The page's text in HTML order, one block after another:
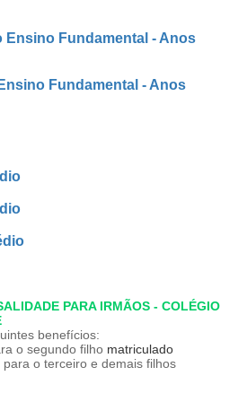
Ensino Fundamental - Anos
Fundamental - Anos
PARA IRMÃOS - COLÉGIO
benefícios:
o segundo filho matriculado
o terceiro e demais filhos